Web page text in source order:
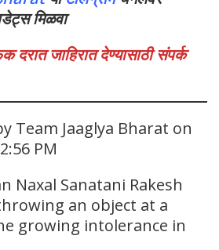
मिळवा
दरात जाहिरात देण्यासाठी संपर्क
Team Jaaglya Bharat on
PM
Naxal Sanatani Rakesh
an object at a
growing intolerance in